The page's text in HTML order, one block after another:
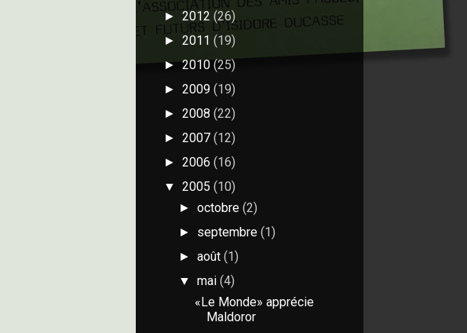
► 2012 (26)
► 2011 (19)
►2010 (25)
► 2009 (19)
► 2008 (22)
► 2007 (12)
► 2006 (16)
▼ 2005 (10)
►octobre(2)
► septembre(1)
►août(1)
▼mai(4)
«Le Monde» apprécie
Maldoror